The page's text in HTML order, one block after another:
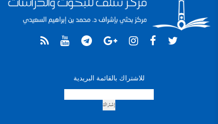
للاشتراك بالقائمة البريدية